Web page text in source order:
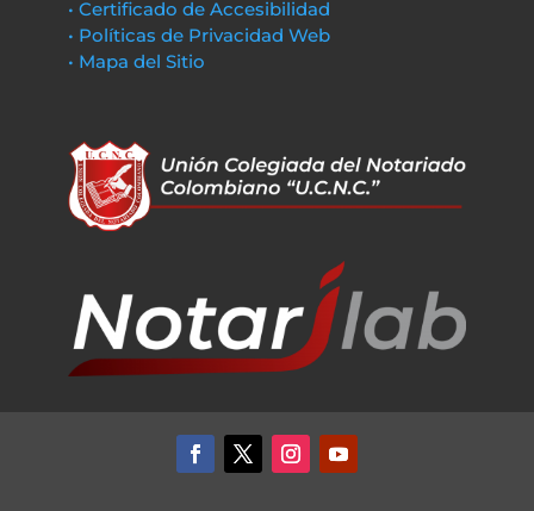
• Certificado de Accesibilidad
• Políticas de Privacidad Web
• Mapa del Sitio